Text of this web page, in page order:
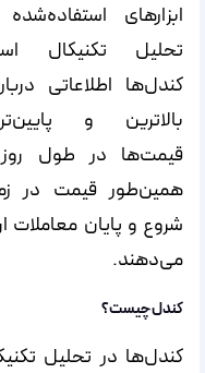
ابزارهای
تحلیل تکنیکال
کندل‌‌‌‌‌ها اطلاعاتی
بالاترین و
قیمت‌‌‌‌‌ها در طول
همین‌‌‌‌‌طور قیمت در
شروع و پایان معاملات
می‌‌‌‌‌دهند.
کندل چیست؟
کندل‌‌‌‌‌ها در تحلیل